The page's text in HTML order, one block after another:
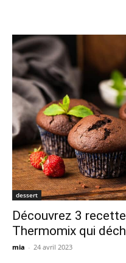
dessert
Découvrez 3
Thermomix qui
mia - 24 avril 2023